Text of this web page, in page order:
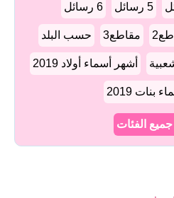
5 رسائل 6 رسائل
مقاطع3 حسب البلد
أشهر أسماء أولاد 2019
بنات 2019
الفئات